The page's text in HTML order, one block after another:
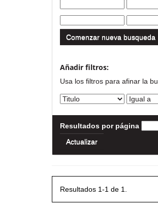
Comenzar nueva busqueda
Añadir filtros:
Usa los filtros para afinar la
Resultados por página
Resultados 1-1 de 1.